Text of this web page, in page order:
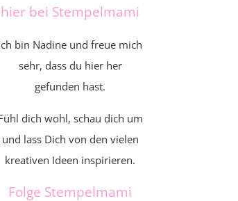
hier bei Stempelmami
bin Nadine und freue mich
sehr, dass du hier her
gefunden hast.
dich wohl, schau dich um
und lass Dich von den vielen
kreativen Ideen inspirieren.
Folge Stempelmami